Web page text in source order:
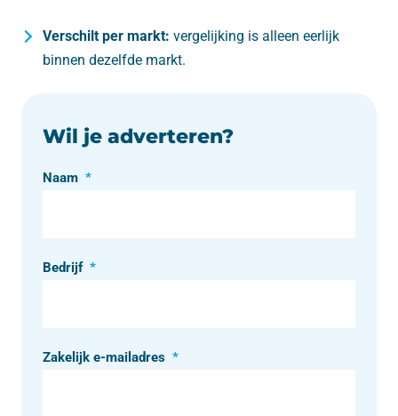
Verschilt per markt: vergelijking is alleen eerlijk
binnen dezelfde markt.
Wil je adverteren?
Naam *
Bedrijf *
Zakelijk e-mailadres *